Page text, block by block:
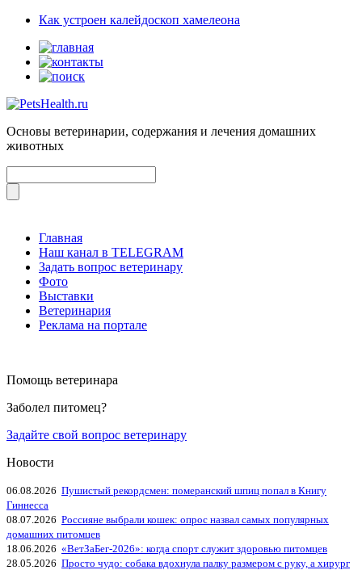
Как устроен калейдоскоп хамелеона
Основы ветеринарии, содержания и лечения домашних
животных
Главная
Наш канал в TELEGRAM
Задать вопрос ветеринару
Фото
Выставки
Ветеринария
Реклама на портале
Помощь ветеринара
Заболел питомец?
Задайте свой вопрос ветеринару
Новости
06.08.2026 Пушистый рекордсмен: померанский шпиц попал в Книгу
Гиннесса
08.07.2026 Россияне выбрали кошек: опрос назвал самых популярных
домашних питомцев
18.06.2026 «ВетЗаБег‑2026»: когда спорт служит здоровью питомцев
28.05.2026 Просто чудо: собака вдохнула палку размером с руку, а хирург